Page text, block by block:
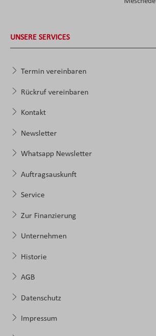
UNSERE SERVICES
Termin vereinbaren
Rückruf vereinbaren
Kontakt
Newsletter
Whatsapp Newsletter
Auftragsauskunft
Service
Zur Finanzierung
Unternehmen
Historie
AGB
Datenschutz
Impressum